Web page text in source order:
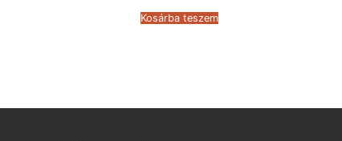
234.937 Ft.
Kosárba teszem